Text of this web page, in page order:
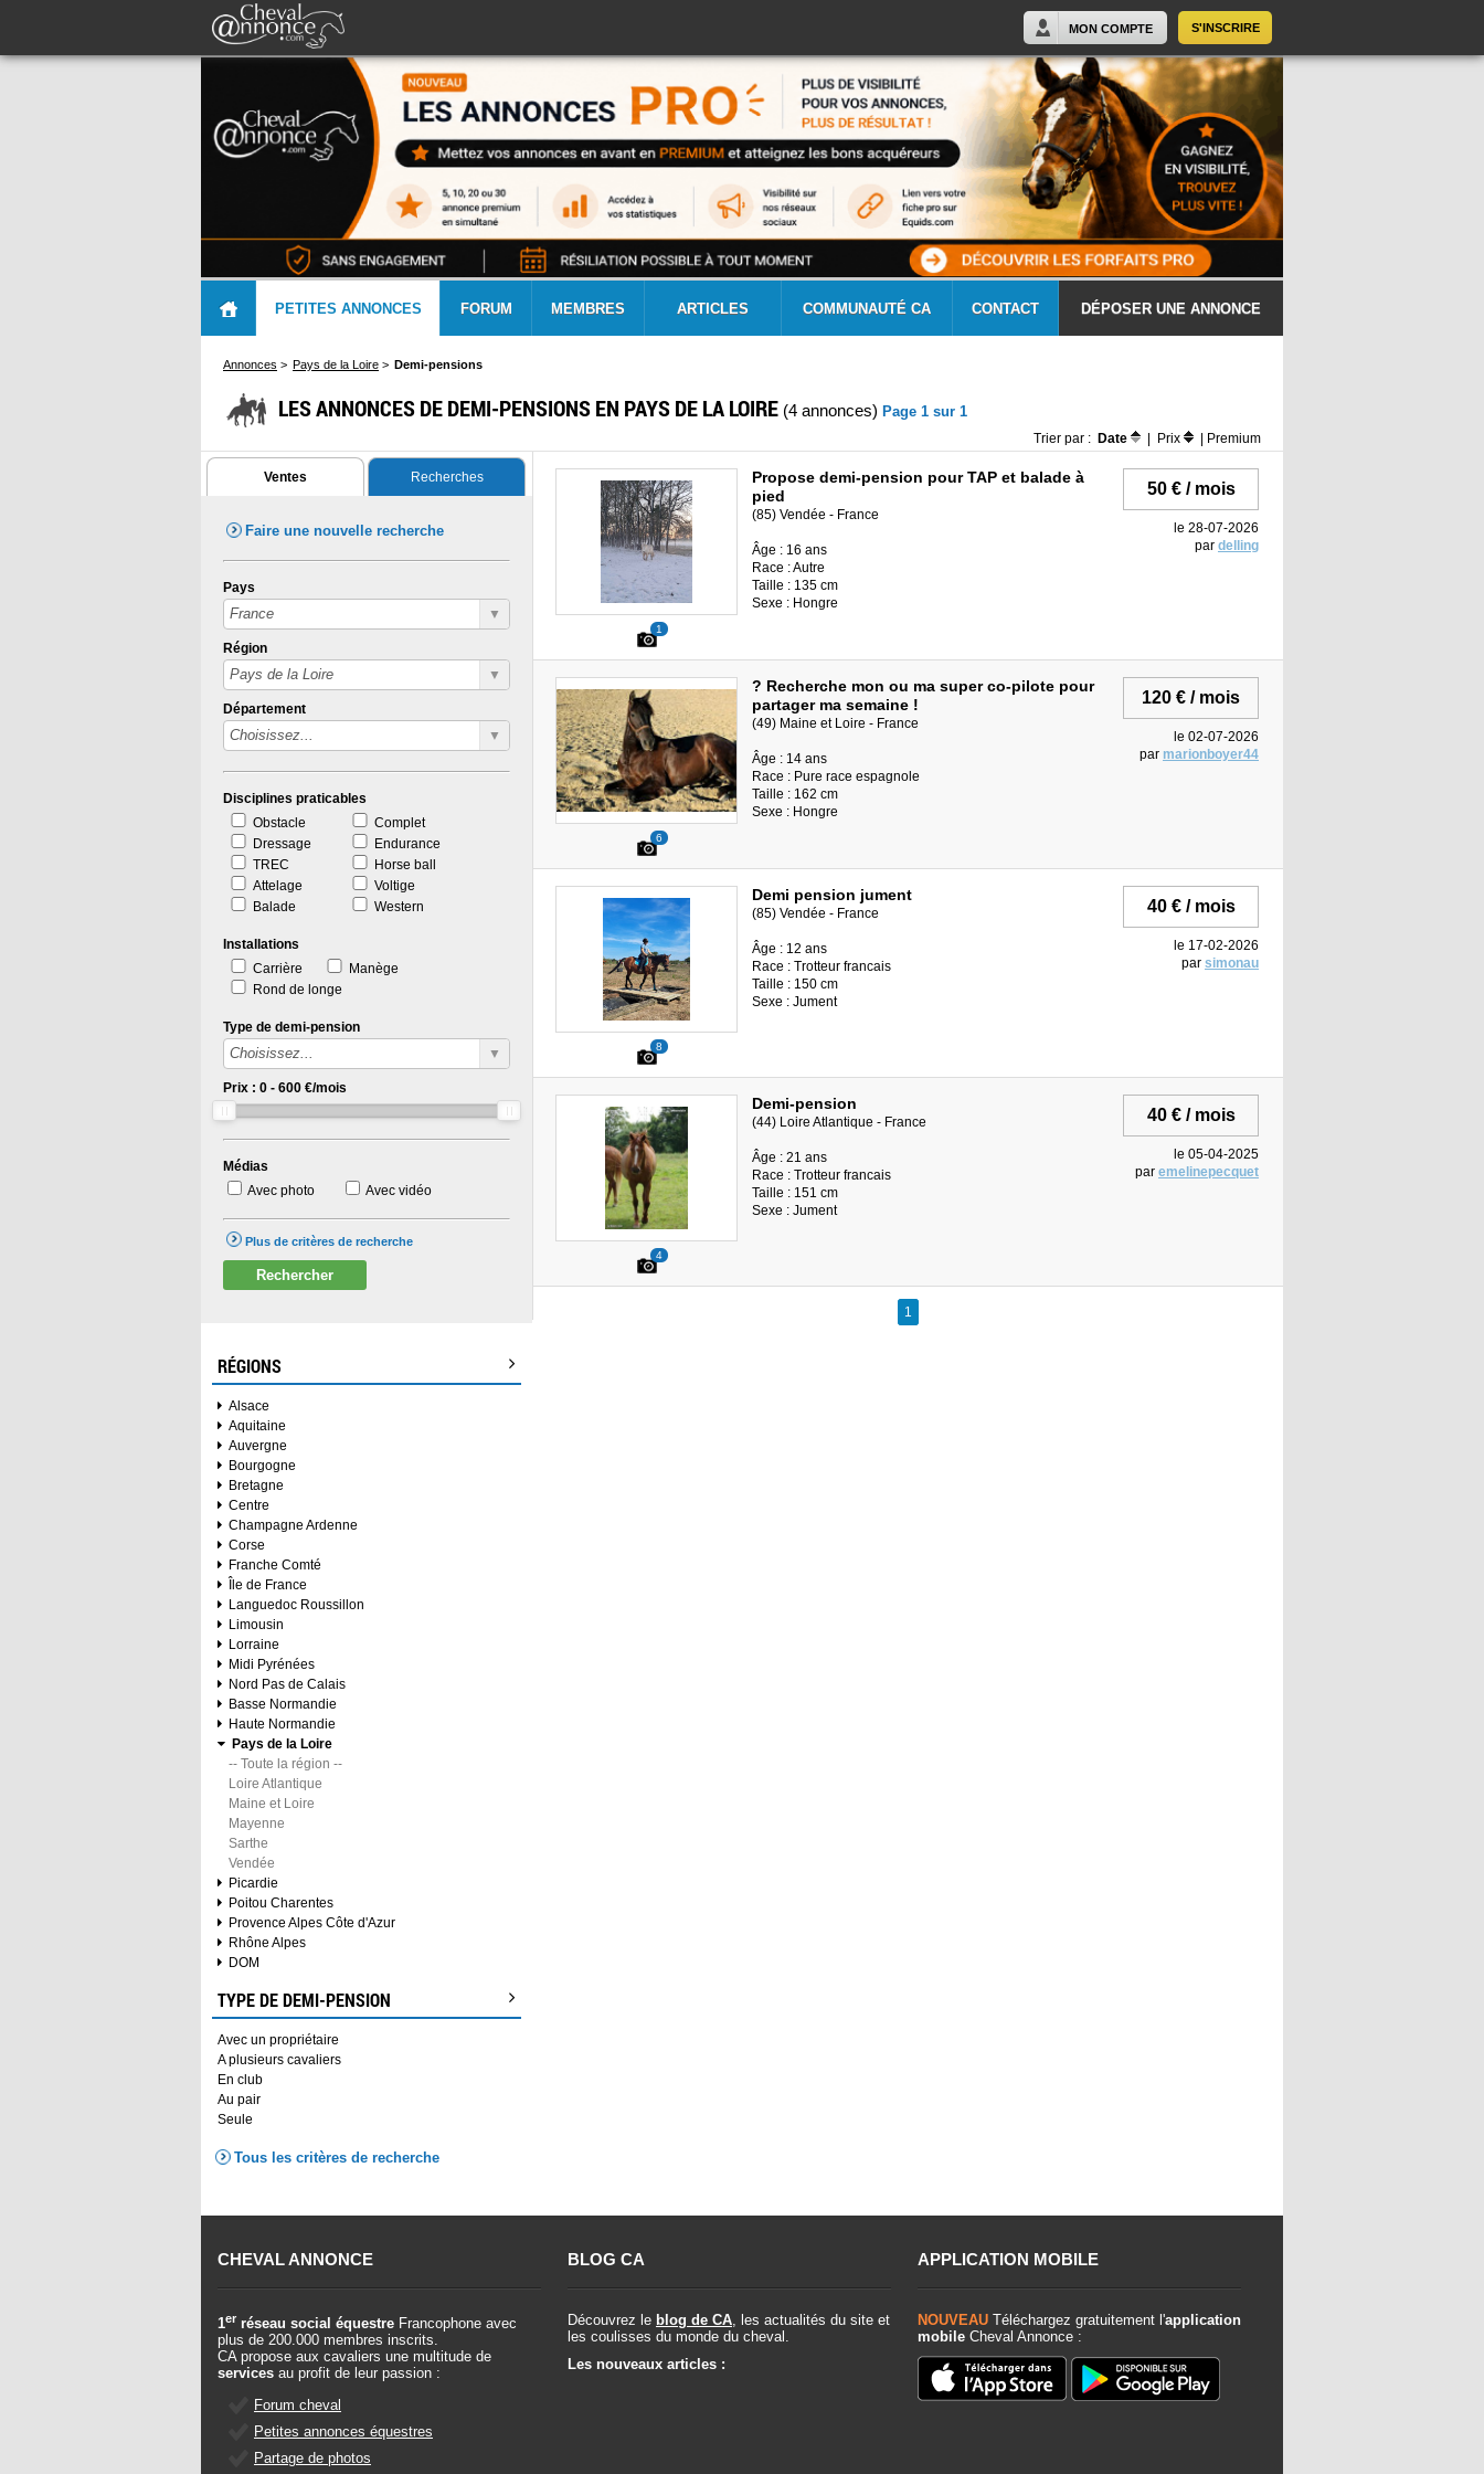
S'INSCRIRE
MON COMPTE
PETITES ANNONCES FORUM MEMBRES ARTICLES COMMUNAUTÉ CA CONTACT DÉPOSER UNE ANNONCE
Annonces > Pays de la Loire > Demi-pensions
LES ANNONCES DE DEMI-PENSIONS EN PAYS DE LA LOIRE (4 annonces) Page 1 sur 1
Trier par : Date Prix Premium
Ventes Recherches
Faire une nouvelle recherche
Pays
Région
Département
Disciplines praticables
Obstacle
Dressage
TREC
Attelage
Balade
Complet
Endurance
Horse ball
Voltige
Western
Installations
Carrière
Manège
Rond de longe
Type de demi-pension
Prix : 0 - 600 €/mois
Médias
Avec photo
Avec vidéo
Plus de critères de recherche
Rechercher
RÉGIONS
Alsace
Aquitaine
Auvergne
Bourgogne
Bretagne
Centre
Champagne Ardenne
Corse
Franche Comté
Île de France
Languedoc Roussillon
Limousin
Lorraine
Midi Pyrénées
Nord Pas de Calais
Basse Normandie
Haute Normandie
Pays de la Loire
-- Toute la région --
Loire Atlantique
Maine et Loire
Mayenne
Sarthe
Vendée
Picardie
Poitou Charentes
Provence Alpes Côte d'Azur
Rhône Alpes
DOM
TYPE DE DEMI-PENSION
Avec un propriétaire
A plusieurs cavaliers
En club
Au pair
Seule
Tous les critères de recherche
1
Propose demi-pension pour TAP et balade à
pied
(85) Vendée - France
Âge : 16 ans
Race : Autre
Taille : 135 cm
Sexe : Hongre
50 € / mois
le 28-07-2026
par delling
6
? Recherche mon ou ma super co-pilote pour
partager ma semaine !
(49) Maine et Loire - France
Âge : 14 ans
Race : Pure race espagnole
Taille : 162 cm
Sexe : Hongre
120 € / mois
le 02-07-2026
par marionboyer44
8
Demi pension jument
(85) Vendée - France
Âge : 12 ans
Race : Trotteur francais
Taille : 150 cm
Sexe : Jument
40 € / mois
le 17-02-2026
par simonau
4
Demi-pension
(44) Loire Atlantique - France
Âge : 21 ans
Race : Trotteur francais
Taille : 151 cm
Sexe : Jument
40 € / mois
le 05-04-2025
par emelinepecquet
1
CHEVAL ANNONCE
1er réseau social équestre Francophone avec
plus de 200.000 membres inscrits.
CA propose aux cavaliers une multitude de
services au profit de leur passion :
Forum cheval
Petites annonces équestres
Partage de photos
BLOG CA
Découvrez le blog de CA , les actualités du site et
les coulisses du monde du cheval.
Les nouveaux articles :
APPLICATION MOBILE
NOUVEAU Téléchargez gratuitement l'application
mobile Cheval Annonce :